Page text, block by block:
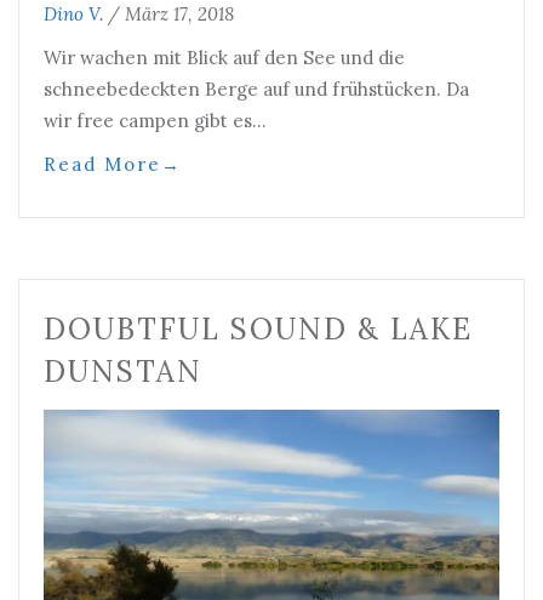
Dino V. / März 17, 2018
Wir wachen mit Blick auf den See und die
schneebedeckten Berge auf und frühstücken. Da
wir free campen gibt es…
Read More →
DOUBTFUL SOUND & LAKE
DUNSTAN